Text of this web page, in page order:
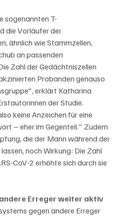
sogenannten T-
die Vorläufer der
ähnlich wie Stammzellen,
an passenden
Zahl der Gedächtniszellen
Probanden genauso
erklärt Katharina
der Studie.
keine Anzeichen für eine
– eher im Gegenteil." Zudem
die der Mann während der
noch Wirkung: Die Zahl
CoV-2 erhöhte sich durch sie
Erreger weiter aktiv
gegen andere Erreger